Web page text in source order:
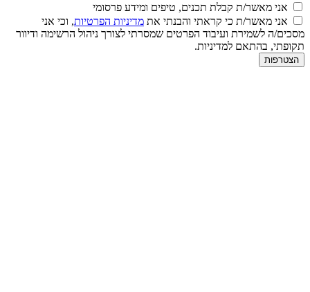
אני מאשר/ת קבלת תכנים, טיפים ומידע פרסומי
אני מאשר/ת כי קראתי והבנתי את מדיניות הפרטיות, וכי אני
מסכים/ה לשמירת ועיבוד הפרטים שמסרתי לצורך ניהול הרשימה ודיוור
תקופתי, בהתאם למדיניות.
הצטרפות